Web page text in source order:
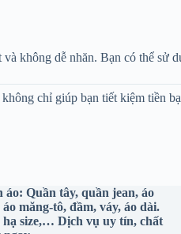
không dễ nhăn. Bạn có thể sử
chỉ giúp bạn tiết kiệm tiền
áo: Quần tây, quần jean, áo
măng-tô, đầm, váy, áo dài.
size,… Dịch vụ uy tín, chất